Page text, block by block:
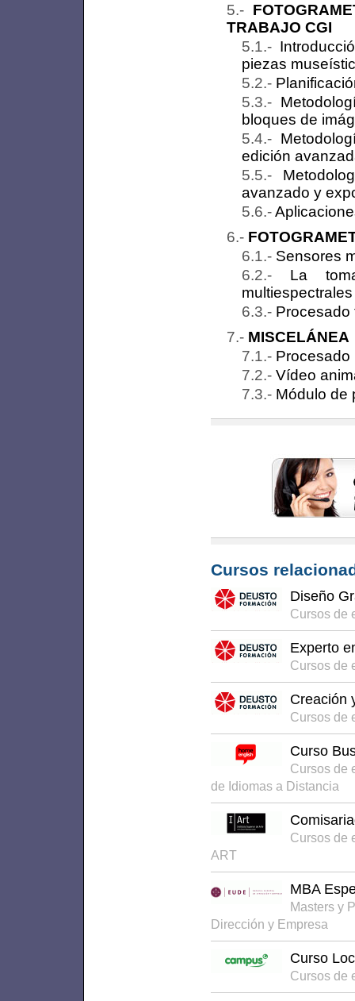
TRABAJO CGI
piezas
bloques de
edición
avanzado y
Sensores
La
multiespectrales
Procesado
MISCELÁNEA
Procesado
Vídeo
Módulo de
Cursos
Diseño
Cursos de
Experto
Cursos de
Creación
Cursos de
Curso
Cursos de
de Idiomas a Distancia
Cursos de
ART
MBA
Masters y
Dirección y Empresa
Curso
Cursos de